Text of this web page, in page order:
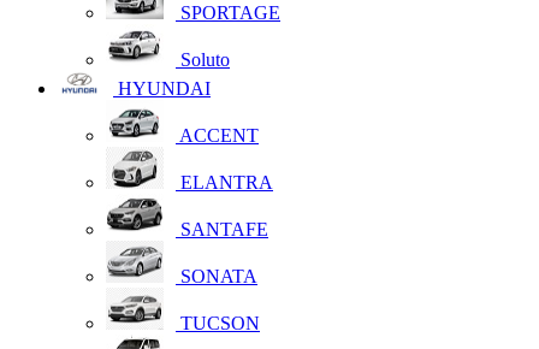
SPORTAGE
Soluto
HYUNDAI
ACCENT
ELANTRA
SANTAFE
SONATA
TUCSON